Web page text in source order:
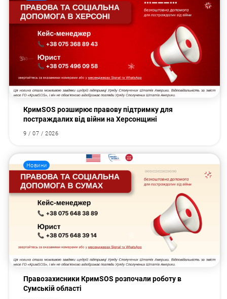
КримSOS розширює правову підтримку для
постраждалих від війни на Херсонщині
9 / 07 / 2026
Новини
Правозахисники КримSOS розпочали роботу в
Сумській області